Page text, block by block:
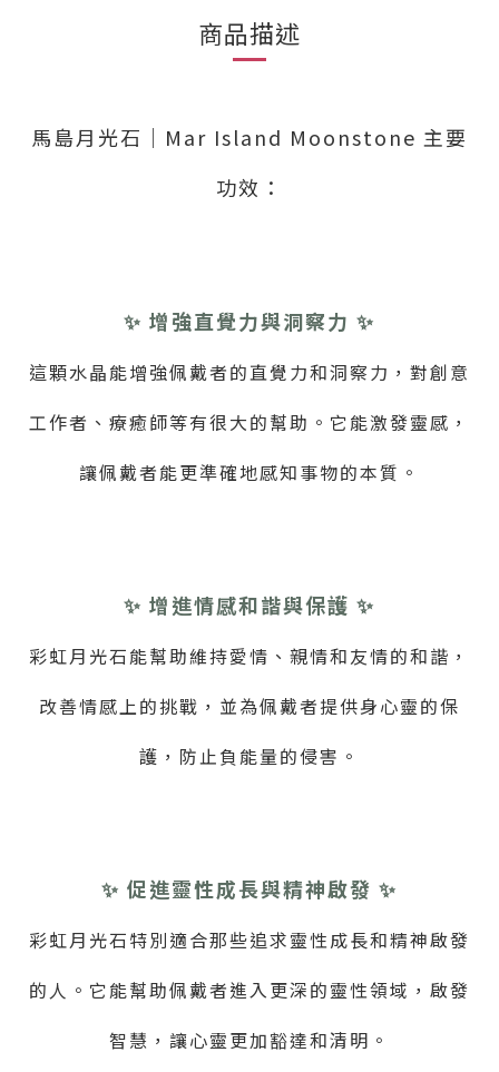
商品描述
馬島月光石｜Mar Island Moonstone 主要
功效：
✨ 增強直覺力與洞察力 ✨
這顆水晶能增強佩戴者的直覺力和洞察力，對創意
工作者、療癒師等有很大的幫助。它能激發靈感，
讓佩戴者能更準確地感知事物的本質。
✨ 增進情感和諧與保護 ✨
彩虹月光石能幫助維持愛情、親情和友情的和諧，
改善情感上的挑戰，並為佩戴者提供身心靈的保
護，防止負能量的侵害。
✨ 促進靈性成長與精神啟發 ✨
彩虹月光石特別適合那些追求靈性成長和精神啟發
的人。它能幫助佩戴者進入更深的靈性領域，啟發
智慧，讓心靈更加豁達和清明。